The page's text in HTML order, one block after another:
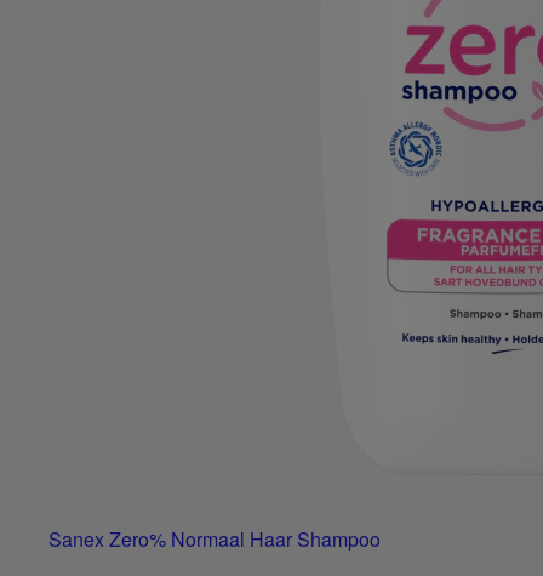
Sanex Zero% Normaal Haar Shampoo